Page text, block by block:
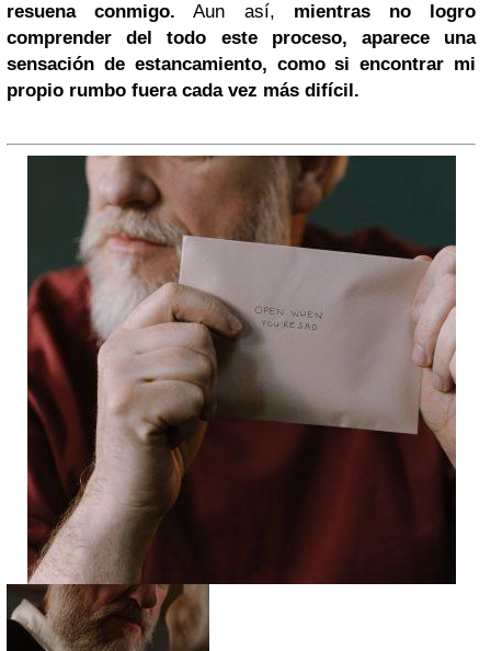
resuena conmigo. Aun así, mientras no logro
comprender del todo este proceso, aparece una
sensación de estancamiento, como si encontrar mi
propio rumbo fuera cada vez más difícil.